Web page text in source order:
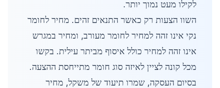
לקילו מעט נמוך יותר.
השוו הצעות רק כאשר התנאים זהים. מחיר לחומר
נקי אינו זהה למחיר לחומר מעורב, ומחיר במגרש
אינו זהה למחיר כולל איסוף מביתר עילית. בקשו
מכל קונה לציין לאיזה סוג חומר מתייחסת ההצעה.
בסיום העסקה, שמרו תיעוד של משקל, מחיר